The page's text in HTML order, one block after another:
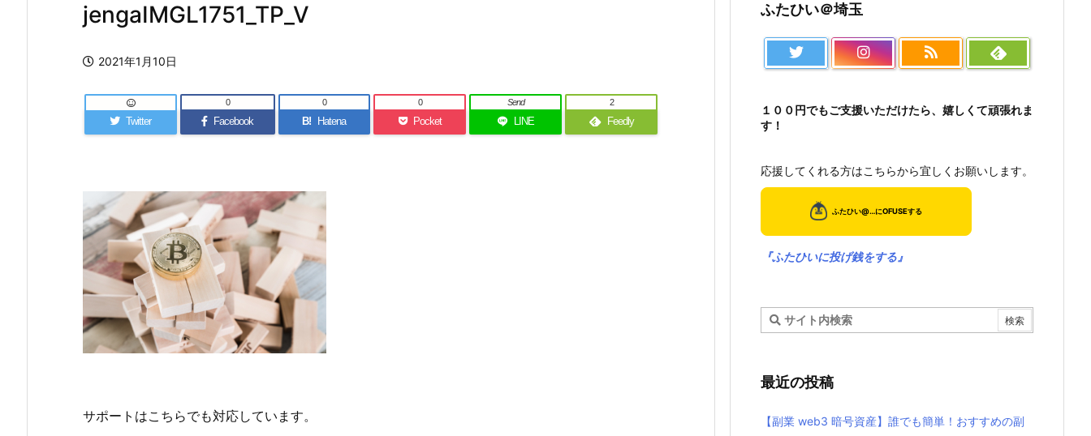
jengaIMGL1751_TP_V
2021年1月10日
Twitter Facebook
0
B! Hatena
0
Pocket
0
LINE
Send
Feedly
2
サポートはこちらでも対応しています。
ふたひい＠埼玉
１００円でもご支援いただけたら、嬉しくて頑張れま
す！
応援してくれる方はこちらから宜しくお願いします。
『ふたひいに投げ銭をする』
最近の投稿
【副業 web3 暗号資産】誰でも簡単！おすすめの副